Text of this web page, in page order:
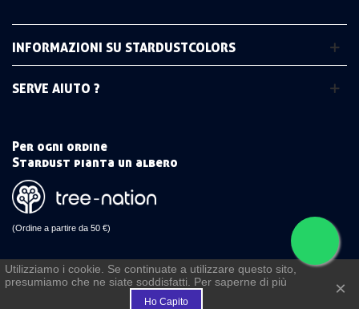
INFORMAZIONI SU STARDUSTCOLORS
SERVE AIUTO ?
Per ogni ordine
Stardust pianta un albero
(Ordine a partire da 50 €)
€
Utilizziamo i cookie. Se continuate a utilizzare questo sito,
presumiamo che ne siate soddisfatti. Per saperne di più
Ho Capito
×